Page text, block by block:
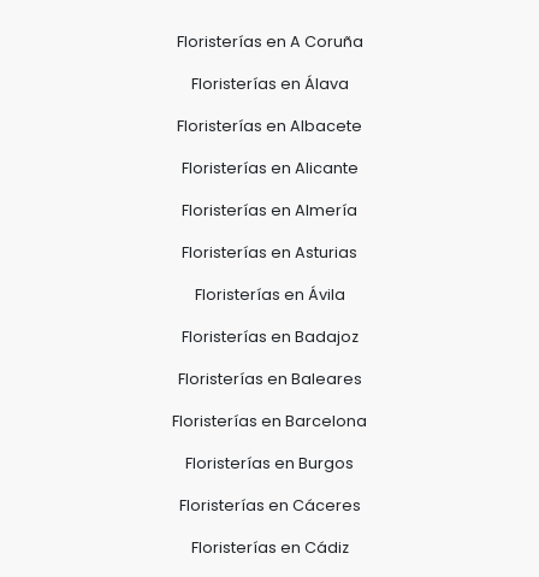
Floristerías en A Coruña
Floristerías en Álava
Floristerías en Albacete
Floristerías en Alicante
Floristerías en Almería
Floristerías en Asturias
Floristerías en Ávila
Floristerías en Badajoz
Floristerías en Baleares
Floristerías en Barcelona
Floristerías en Burgos
Floristerías en Cáceres
Floristerías en Cádiz